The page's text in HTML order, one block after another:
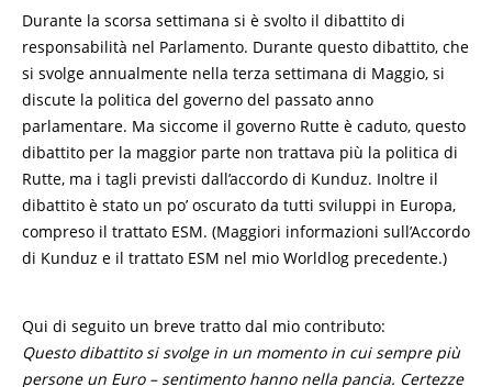
Durante la scorsa settimana si è svolto il dibattito di
responsabilità nel Parlamento. Durante questo dibattito, che
si svolge annualmente nella terza settimana di Maggio, si
discute la politica del governo del passato anno
parlamentare. Ma siccome il governo Rutte è caduto, questo
dibattito per la maggior parte non trattava più la politica di
Rutte, ma i tagli previsti dall’accordo di Kunduz. Inoltre il
dibattito è stato un po’ oscurato da tutti sviluppi in Europa,
compreso il trattato ESM. (Maggiori informazioni sull’Accordo
di Kunduz e il trattato ESM nel mio Worldlog precedente.)
Qui di seguito un breve tratto dal mio contributo:
Questo dibattito si svolge in un momento in cui sempre più
persone un Euro – sentimento hanno nella pancia. Certezze